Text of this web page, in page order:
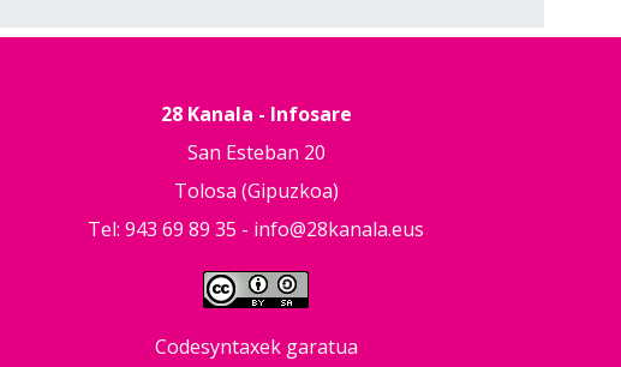
28 Kanala - Infosare
San Esteban 20
Tolosa (Gipuzkoa)
Tel: 943 69 89 35 - info@28kanala.eus
Codesyntaxek garatua